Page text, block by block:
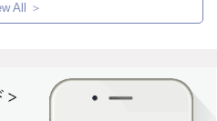
All ＞